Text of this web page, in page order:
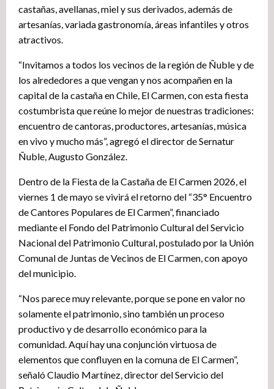
castañas, avellanas, miel y sus derivados, además de
artesanías, variada gastronomía, áreas infantiles y otros
atractivos.
“Invitamos a todos los vecinos de la región de Ñuble y de
los alrededores a que vengan y nos acompañen en la
capital de la castaña en Chile, El Carmen, con esta fiesta
costumbrista que reúne lo mejor de nuestras tradiciones:
encuentro de cantoras, productores, artesanías, música
en vivo y mucho más”, agregó el director de Sernatur
Ñuble, Augusto González.
Dentro de la Fiesta de la Castaña de El Carmen 2026, el
viernes 1 de mayo se vivirá el retorno del “35° Encuentro
de Cantores Populares de El Carmen”, financiado
mediante el Fondo del Patrimonio Cultural del Servicio
Nacional del Patrimonio Cultural, postulado por la Unión
Comunal de Juntas de Vecinos de El Carmen, con apoyo
del municipio.
“Nos parece muy relevante, porque se pone en valor no
solamente el patrimonio, sino también un proceso
productivo y de desarrollo económico para la
comunidad. Aquí hay una conjunción virtuosa de
elementos que confluyen en la comuna de El Carmen”,
señaló Claudio Martínez, director del Servicio del